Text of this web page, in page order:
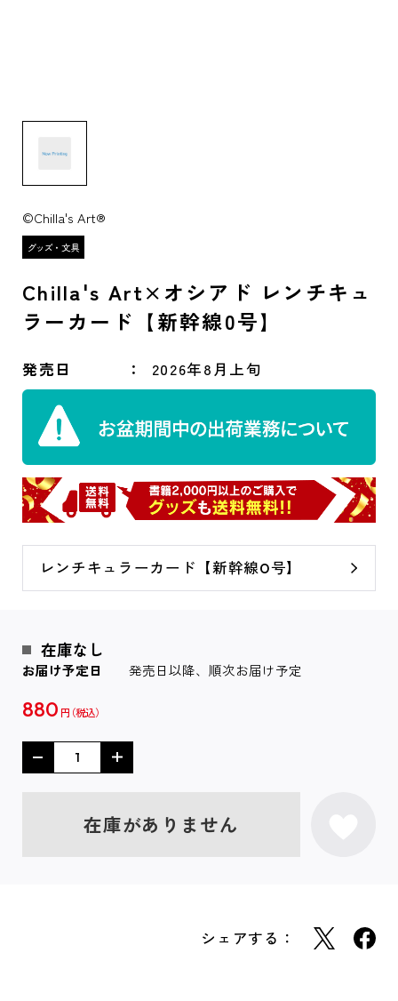
©Chilla's Art®
Chilla's Art×オシアド レンチキュ
ラーカード【新幹線0号】
発売日 2026年8月上旬
レンチキュラーカード【新幹線0号】
在庫なし
お届け予定日 発売日以降、順次お届け予定
880 円
在庫がありません
シェアする：